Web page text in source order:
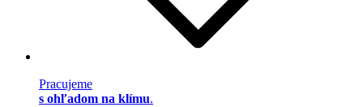
Pracujeme
s ohľadom na klímu.